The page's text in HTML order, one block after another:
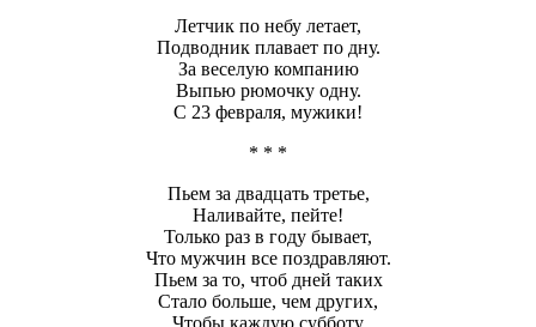
Летчик по небу летает,
Подводник плавает по дну.
За веселую компанию
Выпью рюмочку одну.
С 23 февраля, мужики!
* * *
Пьем за двадцать третье,
Наливайте, пейте!
Только раз в году бывает,
Что мужчин все поздравляют.
Пьем за то, чтоб дней таких
Стало больше, чем других,
Чтобы каждую субботу